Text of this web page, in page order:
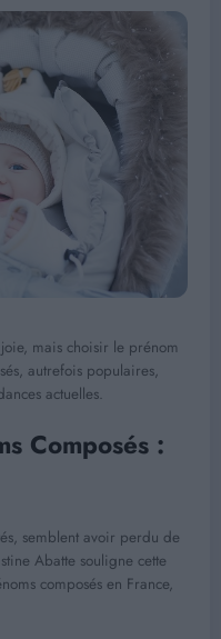
mais choisir le prénom
autrefois populaires,
actuelles.
Composés :
semblent avoir perdu de
Abatte souligne cette
composés en France,